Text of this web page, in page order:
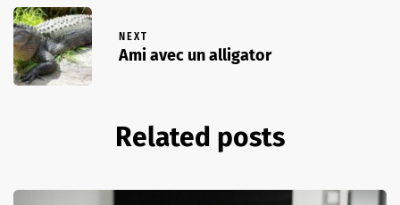
NEXT
Ami avec un alligator
Related posts